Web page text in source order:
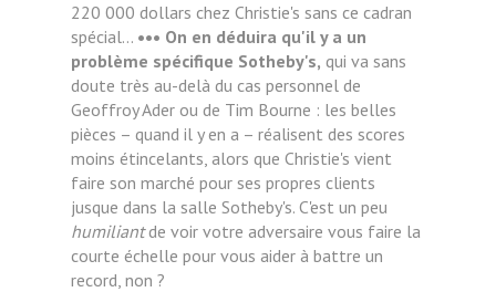
220 000 dollars chez Christie's sans ce cadran
spécial... ••• On en déduira qu'il y a un
problème spécifique Sotheby's, qui va sans
doute très au-delà du cas personnel de
Geoffroy Ader ou de Tim Bourne : les belles
pièces – quand il y en a – réalisent des scores
moins étincelants, alors que Christie's vient
faire son marché pour ses propres clients
jusque dans la salle Sotheby's. C'est un peu
humiliantde voir votre adversaire vous faire la
courte échelle pour vous aider à battre un
record, non ?